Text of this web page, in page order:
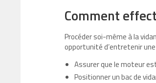
Comment
Procéder soi-même à la
opportunité d’entretenir
Assurer que le moteur
Positionner un bac de